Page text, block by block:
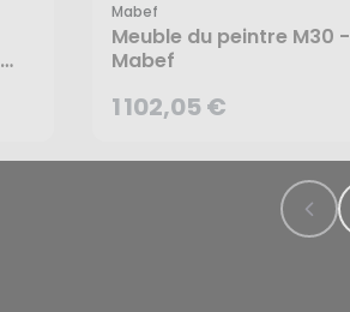
Mabef
Meuble du peintre M30 -
Mabef
1 102,05 €CRÉER UNE ALERTE